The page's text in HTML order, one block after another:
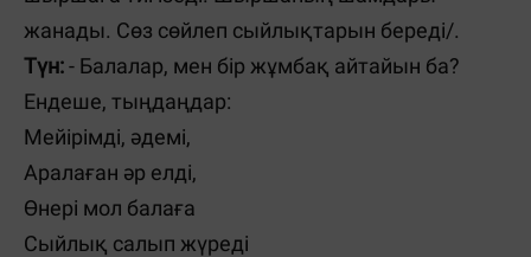
жанады. Сөз сөйлеп сыйлықтарын береді/.
Түн:- Балалар, мен бір жұмбақ айтайын ба?
Ендеше, тыңдаңдар:
Мейірімді, әдемі,
Аралаған әр елді,
Өнері мол балаға
Сыйлық салып жүреді